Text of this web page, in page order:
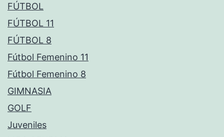
FÚTBOL
FÚTBOL 11
FÚTBOL 8
Fútbol Femenino 11
Fútbol Femenino 8
GIMNASIA
GOLF
Juveniles